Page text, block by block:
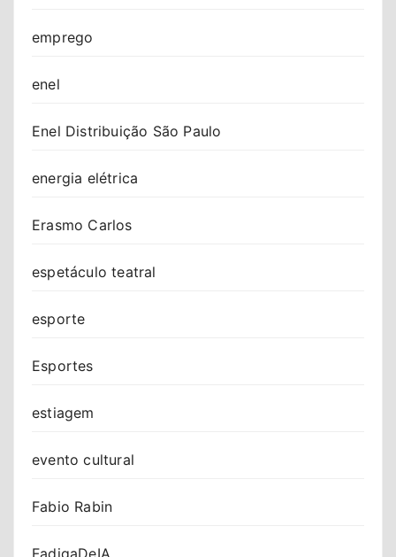
emprego
enel
Enel Distribuição São Paulo
energia elétrica
Erasmo Carlos
espetáculo teatral
esporte
Esportes
estiagem
evento cultural
Fabio Rabin
FadigaDeIA